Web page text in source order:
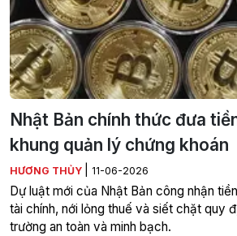
Nhật Bản chính thức đưa
khung quản lý chứng khoán
HƯƠNG THỦY 11-06-2026
Dự luật mới của Nhật Bản công nhận
tài chính, nới lỏng thuế và siết chặt quy
trường an toàn và minh bạch.